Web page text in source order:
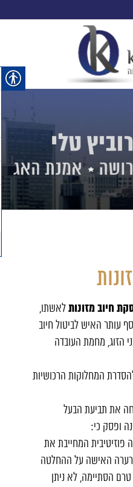
חיוב מזונותלאשתו,
עותר האיש לביטול חיוב
הזוג, מחמת העובדה
המחלוקות הרכושיות
את תביעת הבעל
ופסק כי:
פוזיטיבית המחייבת את
האישה על ההחלטה
הסתיימה, לא ניתן